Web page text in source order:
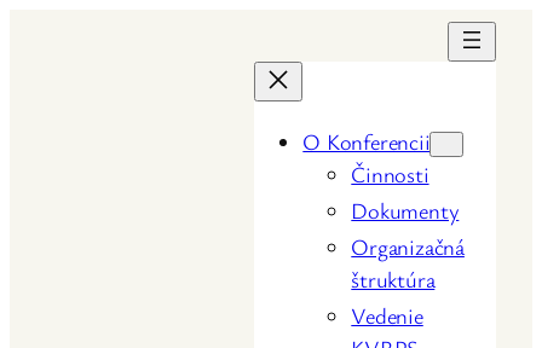
O Konferencii
Činnosti
Dokumenty
Organizačná
štruktúra
Vedenie